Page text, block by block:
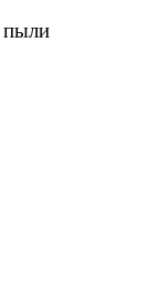
пыли